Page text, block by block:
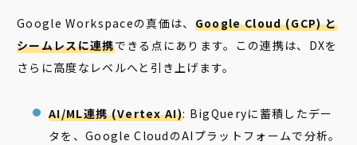
Google Workspaceの真価は、 Google Cloud (GCP) と
シームレスに連携できる点にあります。この連携は、DXを
さらに高度なレベルへと引き上げます。
AI/ML連携 (Vertex AI): BigQueryに蓄積したデー
タを、Google CloudのAIプラットフォームで分析。